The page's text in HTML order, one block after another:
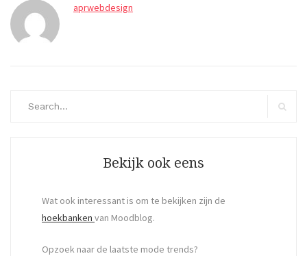
aprwebdesign
Bekijk ook eens
Wat ook interessant is om te bekijken zijn de
hoekbanken van Moodblog.
Opzoek naar de laatste mode trends?